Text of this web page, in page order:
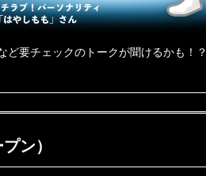
ど要チェックのトークが聞けるかも！？
ン）